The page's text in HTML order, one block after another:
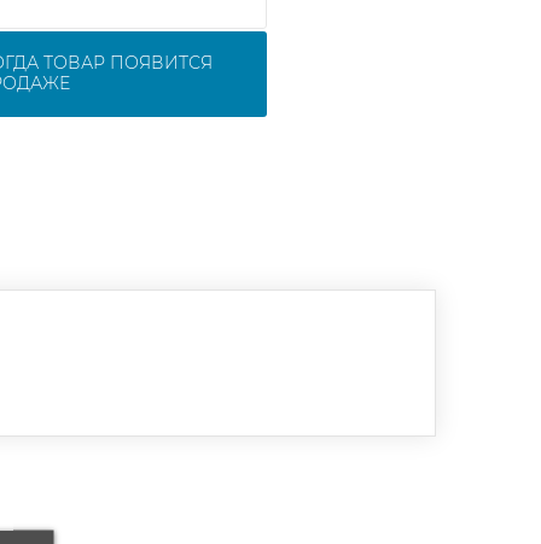
ТОВАР ПОЯВИТСЯ